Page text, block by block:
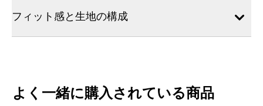
フィット感と生地の構成
よく一緒に購入されている商品